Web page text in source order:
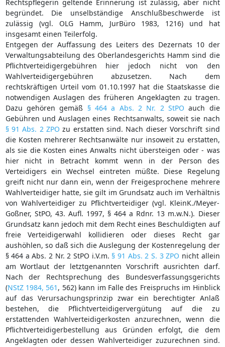
Rechtspflegerin geltende Erinnerung ist zulässig, aber nicht
begründet. Die unselbständige Anschlußbeschwerde ist
zulässig (vgl. OLG Hamm, JurBüro 1983, 1216) und hat
insgesamt einen Teilerfolg.
Entgegen der Auffassung des Leiters des Dezernats 10 der
Verwaltungsabteilung des Oberlandesgerichts Hamm sind die
Pflichtverteidigergebühren hier jedoch nicht von den
Wahlverteidigergebühren abzusetzen. Nach dem
rechtskräftigen Urteil vom 01.10.1997 hat die Staatskasse die
notwendigen Auslagen des früheren Angeklagten zu tragen.
Dazu gehören gemäß § 464 a Abs. 2 Nr. 2 StPO auch die
Gebühren und Auslagen eines Rechtsanwalts, soweit sie nach
§ 91 Abs. 2 ZPO zu erstatten sind. Nach dieser Vorschrift sind
die Kosten mehrerer Rechtsanwälte nur insoweit zu erstatten,
als sie die Kosten eines Anwalts nicht übersteigen oder - was
hier nicht in Betracht kommt wenn in der Person des
Verteidigers ein Wechsel eintreten müßte. Diese Regelung
greift nicht nur dann ein, wenn der Freigesprochene mehrere
Wahlverteidiger hatte, sie gilt im Grundsatz auch im Verhältnis
von Wahlverteidiger zu Pflichtverteidiger (vgl. KleinK./Meyer-
Goßner, StPO, 43. Aufl. 1997, § 464 a Rdnr. 13 m.w.N.). Dieser
Grundsatz kann jedoch mit dem Recht eines Beschuldigten auf
freie Verteidigerwahl kollidieren oder dieses Recht gar
aushöhlen, so daß sich die Auslegung der Kostenregelung der
§ 464 a Abs. 2 Nr. 2 StPO i.V.m. § 91 Abs. 2 S. 3 ZPO nicht allein
am Wortlaut der letztgenannten Vorschrift ausrichten darf.
Nach der Rechtsprechung des Bundesverfassungsgerichts
(NStZ 1984, 561 , 562) kann im Falle des Freispruchs im Hinblick
auf das Verursachungsprinzip zwar ein berechtigter Anlaß
bestehen, die Pflichtverteidigervergütung auf die zu
erstattenden Wahlverteidigerkosten anzurechnen, wenn die
Pflichtverteidigerbestellung aus Gründen erfolgt, die dem
Angeklagten oder dessen Wahlverteidiger zuzurechnen sind.